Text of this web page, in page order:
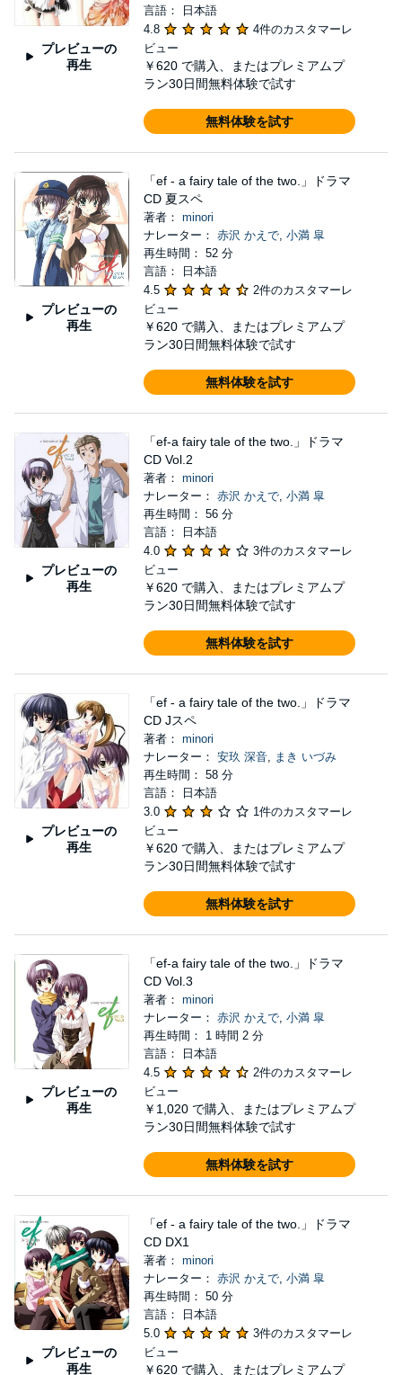
プレビューの
再生
言語： 日本語
4.8
4件のカスタマーレ
ビュー
￥620 で購入、またはプレミアムプ
ラン30日間無料体験で試す
無料体験を試す
プレビューの
再生
「ef - a fairy tale of the two.」ドラマ
CD 夏スペ
著者： minori
ナレーター： 赤沢 かえで, 小満 皐
再生時間： 52 分
言語： 日本語
4.5
2件のカスタマーレ
ビュー
￥620 で購入、またはプレミアムプ
ラン30日間無料体験で試す
無料体験を試す
プレビューの
再生
「ef-a fairy tale of the two.」ドラマ
CD Vol.2
著者： minori
ナレーター： 赤沢 かえで, 小満 皐
再生時間： 56 分
言語： 日本語
4.0
3件のカスタマーレ
ビュー
￥620 で購入、またはプレミアムプ
ラン30日間無料体験で試す
無料体験を試す
プレビューの
再生
「ef - a fairy tale of the two.」ドラマ
CD Jスペ
著者： minori
ナレーター： 安玖 深音, まき いづみ
再生時間： 58 分
言語： 日本語
3.0
1件のカスタマーレ
ビュー
￥620 で購入、またはプレミアムプ
ラン30日間無料体験で試す
無料体験を試す
プレビューの
再生
「ef-a fairy tale of the two.」ドラマ
CD Vol.3
著者： minori
ナレーター： 赤沢 かえで, 小満 皐
再生時間： 1 時間 2 分
言語： 日本語
4.5
2件のカスタマーレ
ビュー
￥1,020 で購入、またはプレミアムプ
ラン30日間無料体験で試す
無料体験を試す
プレビューの
再生
「ef - a fairy tale of the two.」ドラマ
CD DX1
著者： minori
ナレーター： 赤沢 かえで, 小満 皐
再生時間： 50 分
言語： 日本語
5.0
3件のカスタマーレ
ビュー
￥620 で購入、またはプレミアムプ